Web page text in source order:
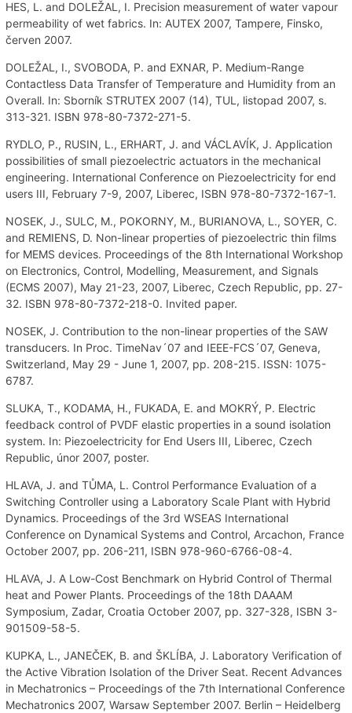
HES, L. and DOLEŽAL, I. Precision measurement of water vapour
permeability of wet fabrics. In: AUTEX 2007, Tampere, Finsko,
červen 2007.
DOLEŽAL, I., SVOBODA, P. and EXNAR, P. Medium-Range
Contactless Data Transfer of Temperature and Humidity from an
Overall. In: Sborník STRUTEX 2007 (14), TUL, listopad 2007, s.
313-321. ISBN 978-80-7372-271-5.
RYDLO, P., RUSIN, L., ERHART, J. and VÁCLAVÍK, J. Application
possibilities of small piezoelectric actuators in the mechanical
engineering. International Conference on Piezoelectricity for end
users III, February 7-9, 2007, Liberec, ISBN 978-80-7372-167-1.
NOSEK, J., SULC, M., POKORNY, M., BURIANOVA, L., SOYER, C.
and REMIENS, D. Non-linear properties of piezoelectric thin films
for MEMS devices. Proceedings of the 8th International Workshop
on Electronics, Control, Modelling, Measurement, and Signals
(ECMS 2007), May 21-23, 2007, Liberec, Czech Republic, pp. 27-
32. ISBN 978-80-7372-218-0. Invited paper.
NOSEK, J. Contribution to the non-linear properties of the SAW
transducers. In Proc. TimeNav´07 and IEEE-FCS´07, Geneva,
Switzerland, May 29 - June 1, 2007, pp. 208-215. ISSN: 1075-
6787.
SLUKA, T., KODAMA, H., FUKADA, E. and MOKRÝ, P. Electric
feedback control of PVDF elastic properties in a sound isolation
system. In: Piezoelectricity for End Users III, Liberec, Czech
Republic, únor 2007, poster.
HLAVA, J. and TŮMA, L. Control Performance Evaluation of a
Switching Controller using a Laboratory Scale Plant with Hybrid
Dynamics. Proceedings of the 3rd WSEAS International
Conference on Dynamical Systems and Control, Arcachon, France
October 2007, pp. 206-211, ISBN 978-960-6766-08-4.
HLAVA, J. A Low-Cost Benchmark on Hybrid Control of Thermal
heat and Power Plants. Proceedings of the 18th DAAAM
Symposium, Zadar, Croatia October 2007, pp. 327-328, ISBN 3-
901509-58-5.
KUPKA, L., JANEČEK, B. and ŠKLÍBA, J. Laboratory Verification of
the Active Vibration Isolation of the Driver Seat. Recent Advances
in Mechatronics – Proceedings of the 7th International Conference
Mechatronics 2007, Warsaw September 2007. Berlin – Heidelberg